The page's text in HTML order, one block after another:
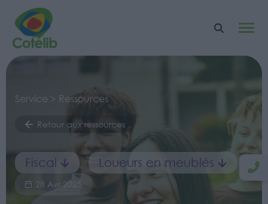
Service > Ressources
Retour aux ressources
Fiscal Loueurs en meublés
28 Avr 2025